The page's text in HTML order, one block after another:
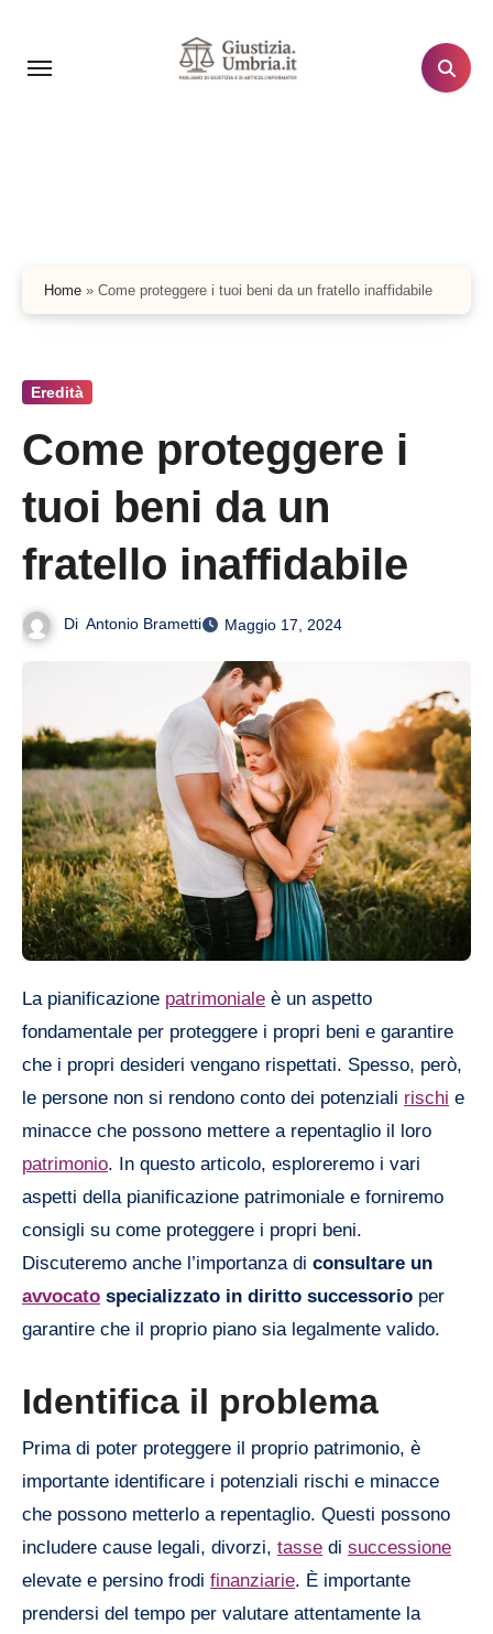
contenuto
Home » Come proteggere i tuoi beni da un fratello inaffidabile
Eredità
Come proteggere i
tuoi beni da un
fratello inaffidabile
Di Antonio Brametti Maggio 17, 2024
La pianificazione patrimoniale è un aspetto
fondamentale per proteggere i propri beni e garantire
che i propri desideri vengano rispettati. Spesso, però,
le persone non si rendono conto dei potenziali rischi e
minacce che possono mettere a repentaglio il loro
patrimonio. In questo articolo, esploreremo i vari
aspetti della pianificazione patrimoniale e forniremo
consigli su come proteggere i propri beni.
Discuteremo anche l’importanza di consultare un
avvocato specializzato in diritto successorio per
garantire che il proprio piano sia legalmente valido.
Identifica il problema
Prima di poter proteggere il proprio patrimonio, è
importante identificare i potenziali rischi e minacce
che possono metterlo a repentaglio. Questi possono
includere cause legali, divorzi, tasse di successione
elevate e persino frodi finanziarie. È importante
prendersi del tempo per valutare attentamente la